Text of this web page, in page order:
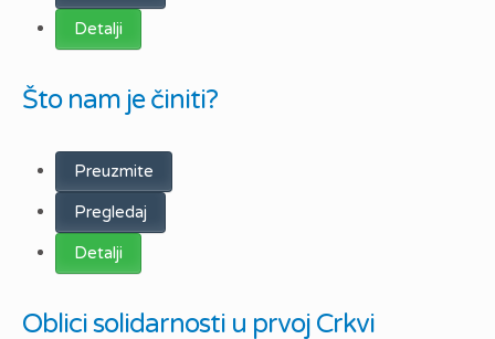
Detalji
Što nam je činiti?
Preuzmite
Pregledaj
Detalji
Oblici solidarnosti u prvoj Crkvi